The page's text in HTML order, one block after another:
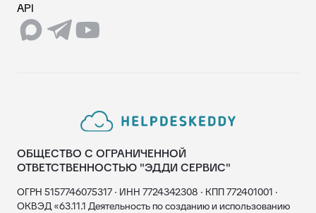
API
ОБЩЕСТВО С ОГРАНИЧЕННОЙ
ОТВЕТСТВЕННОСТЬЮ "ЭДДИ СЕРВИС"
ОГРН 5157746075317 · ИНН 7724342308 · КПП 772401001 ·
ОКВЭД «63.11.1 Деятельность по созданию и использованию